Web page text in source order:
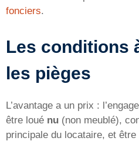
fonciers.
Les conditions
les pièges
L’avantage a un prix :
être loué nu (non meublé),
principale du locataire, et